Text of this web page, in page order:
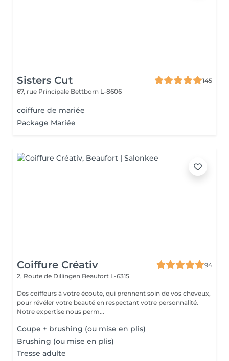
Sisters Cut
145
67, rue Principale Bettborn L-8606
coiffure de mariée
Package Mariée
Coiffure Créativ
94
2, Route de Dillingen Beaufort L-6315
Des coiffeurs à votre écoute, qui prennent soin de vos cheveux,
pour révéler votre beauté en respectant votre personnalité.
Notre expertise nous perm...
Coupe + brushing (ou mise en plis)
Brushing (ou mise en plis)
Tresse adulte